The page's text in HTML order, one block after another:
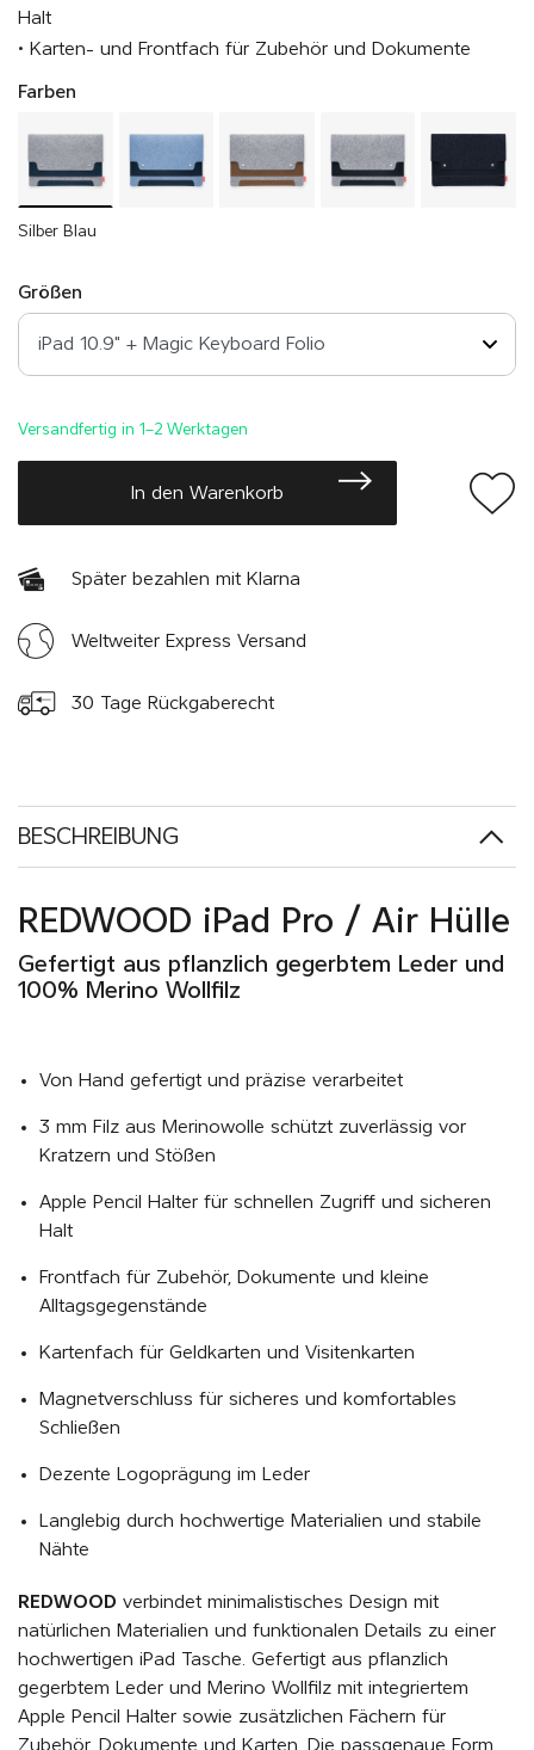
Halt
• Karten- und Frontfach für Zubehör und Dokumente
Farben
Silber Blau
Größen
Versandfertig in 1–2 Werktagen
In den Warenkorb
Später bezahlen mit Klarna
Weltweiter Express Versand
30 Tage Rückgaberecht
BESCHREIBUNG
REDWOOD iPad Pro / Air Hülle
Gefertigt aus pflanzlich gegerbtem Leder und
100% Merino Wollfilz
Von Hand gefertigt und präzise verarbeitet
3 mm Filz aus Merinowolle schützt zuverlässig vor
Kratzern und Stößen
Apple Pencil Halter für schnellen Zugriff und sicheren
Halt
Frontfach für Zubehör, Dokumente und kleine
Alltagsgegenstände
Kartenfach für Geldkarten und Visitenkarten
Magnetverschluss für sicheres und komfortables
Schließen
Dezente Logoprägung im Leder
Langlebig durch hochwertige Materialien und stabile
Nähte
REDWOOD verbindet minimalistisches Design mit
natürlichen Materialien und funktionalen Details zu einer
hochwertigen iPad Tasche. Gefertigt aus pflanzlich
gegerbtem Leder und Merino Wollfilz mit integriertem
Apple Pencil Halter sowie zusätzlichen Fächern für
Zubehör, Dokumente und Karten. Die passgenaue Form